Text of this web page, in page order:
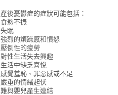
產後憂鬱症的症狀可能包括：
食慾不振
失眠
強烈的煩躁感和憤怒
壓倒性的疲勞
對性生活失去興趣
生活中缺乏喜悅
感覺羞恥、罪惡感或不足
嚴重的情緒起伏
難與嬰兒產生連結